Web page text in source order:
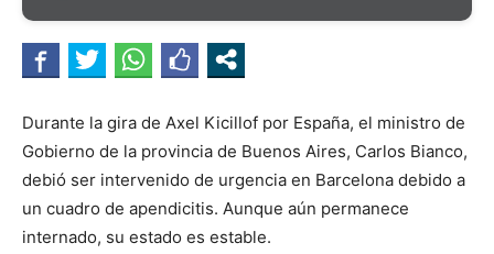
Durante la gira de Axel Kicillof por España, el ministro de
Gobierno de la provincia de Buenos Aires, Carlos Bianco,
debió ser intervenido de urgencia en Barcelona debido a
un cuadro de apendicitis. Aunque aún permanece
internado, su estado es estable.